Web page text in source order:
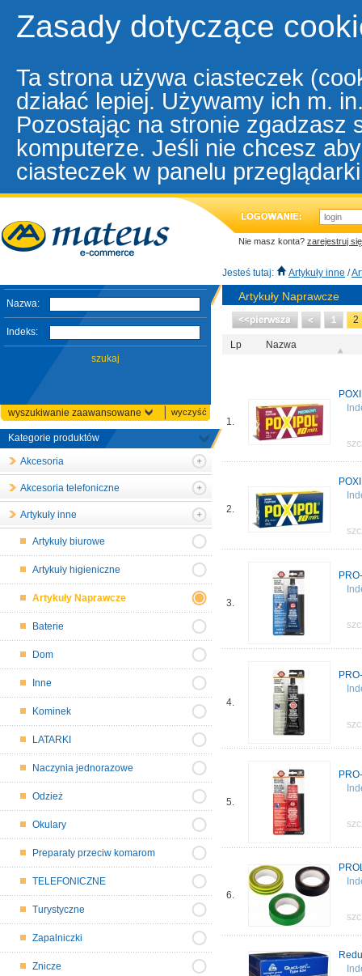
Zasady dotyczące
Ta strona używa ciasteczek
działać lepiej. Używamy ich m.
Pozostając na stronie zgadzasz
komputerze. Jeśli nie chcesz
ciasteczek w panelu
Nie masz konta? zarejestruj się
Jesteś tutaj: Artykuły inne /
Nazwa:
Indeks:
wyszukiwanie zaawansowane wyczyść
Kategorie produktów
Akcesoria
Akcesoria telefoniczne
Artykuły inne
Artykuły biurowe
Artykuły higieniczne
Artykuły Naprawcze
Baterie
Dom
Inne
Kominek
LATARKI
Naczynia jednorazowe
Odzież
Okulary
Preparaty przeciw komarom
TELEFONICZNE
Turystyczne
Zapalniczki
Znicze
Artykuły Naprawcze
1 2
Lp Nazwa
1.
2.
3.
4.
5.
6.